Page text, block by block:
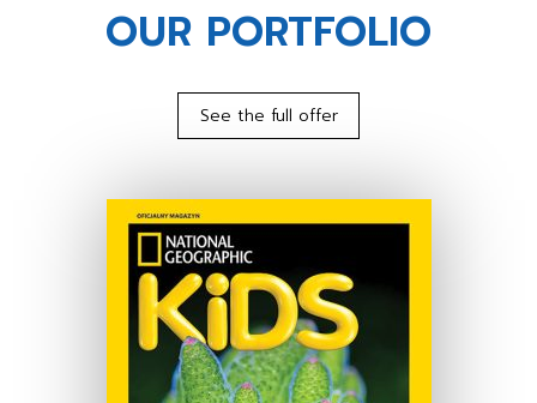
OUR PORTFOLIO
See the full offer